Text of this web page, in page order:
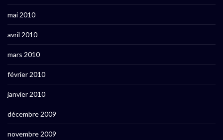
mai 2010
avril 2010
mars 2010
février 2010
janvier 2010
décembre 2009
novembre 2009